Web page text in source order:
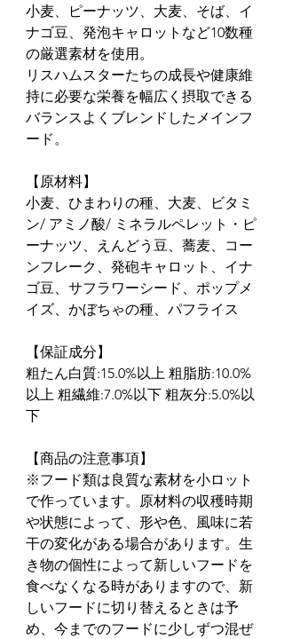
小麦、ピーナッツ、大麦、そば、イ
ナゴ豆、発泡キャロットなど10数種
の厳選素材を使用。
リスハムスターたちの成長や健康維
持に必要な栄養を幅広く摂取できる
バランスよくブレンドしたメインフ
ード。
【原材料】
小麦、ひまわりの種、大麦、ビタミ
ン/ アミノ酸/ ミネラルペレット・ピ
ーナッツ、えんどう豆、蕎麦、コー
ンフレーク、発砲キャロット、イナ
ゴ豆、サフラワーシード、ポップメ
イズ、かぼちゃの種、パフライス
【保証成分】
粗たん白質:15.0%以上 粗脂肪:10.0%
以上 粗繊維:7.0%以下 粗灰分:5.0%以
下
【商品の注意事項】
※フード類は良質な素材を小ロット
で作っています。原材料の収穫時期
や状態によって、形や色、風味に若
干の変化がある場合があります。生
き物の個性によって新しいフードを
食べなくなる時がありますので、新
しいフードに切り替えるときは予
め、今までのフードに少しずつ混ぜ